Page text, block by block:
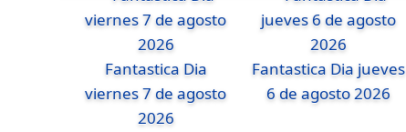
Fantastica Dia
viernes 7 de agosto
2026
Fantastica Dia jueves
6 de agosto 2026